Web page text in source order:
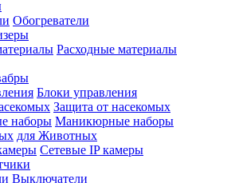
Обогреватели
Расходные материалы
Блоки управления
Защита от насекомых
Маникюрные наборы
для Животных
Сетевые IP камеры
Выключатели